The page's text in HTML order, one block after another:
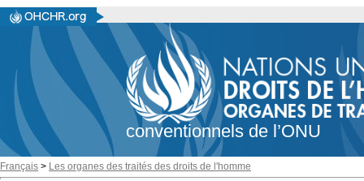
conventionnels de l’ONU
Français > Les organes des traités des droits de l'homme